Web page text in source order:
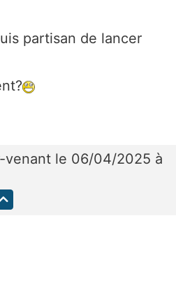
partisan de lancer
venant le 06/04/2025 à